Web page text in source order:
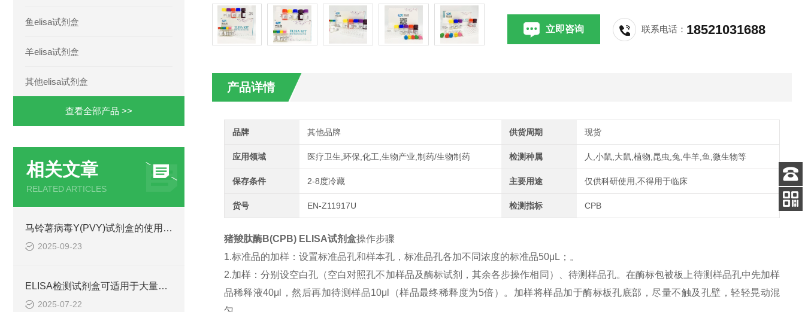
鱼elisa试剂盒
羊elisa试剂盒
其他elisa试剂盒
查看全部产品 >>
相关文章
RELATED ARTICLES
马铃薯病毒Y(PVY)试剂盒的使用方法非常简单，一看就会
2025-09-23
ELISA检测试剂盒可适用于大量样本的同时检测
2025-07-22
立即咨询 联系电话： 18521031688
产品详情
品牌 其他品牌 供货周期 现货
应用领域 医疗卫生,环保,化工,生物产业,制药/生物制药 检测种属 人,小鼠,大鼠,植物,昆虫,兔,牛羊,鱼,微生物等
保存条件 2-8度冷藏 主要用途 仅供科研使用,不得用于临床
货号 EN-Z11917U 检测指标 CPB
猪羧肽酶B(CPB) ELISA试剂盒操作步骤
1.标准品的加样：设置标准品孔和样本孔，标准品孔各加不同浓度的标准品50μL；。
2.加样：分别设空白孔（空白对照孔不加样品及酶标试剂，其余各步操作相同）、待测样品孔。在酶标包被板上待测样品孔中先加样
品稀释液40μl，然后再加待测样品10μl（样品最终稀释度为5倍）。加样将样品加于酶标板孔底部，尽量不触及孔壁，轻轻晃动混
客服
电话